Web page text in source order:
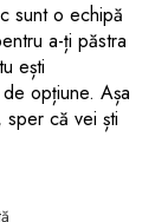
sunt o echipă
a-ți păstra
ești
opțiune. Așa
că vei ști